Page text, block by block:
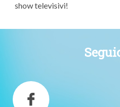
show televisivi!